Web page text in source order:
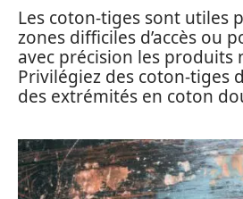
Les coton-tiges sont utiles
zones difficiles d’accès ou
avec précision les produits
Privilégiez des coton-tiges
des extrémités en coton